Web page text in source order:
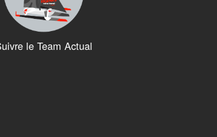
le Team Actual